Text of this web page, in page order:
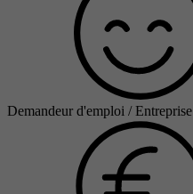
Demandeur d'emploi / Entreprise